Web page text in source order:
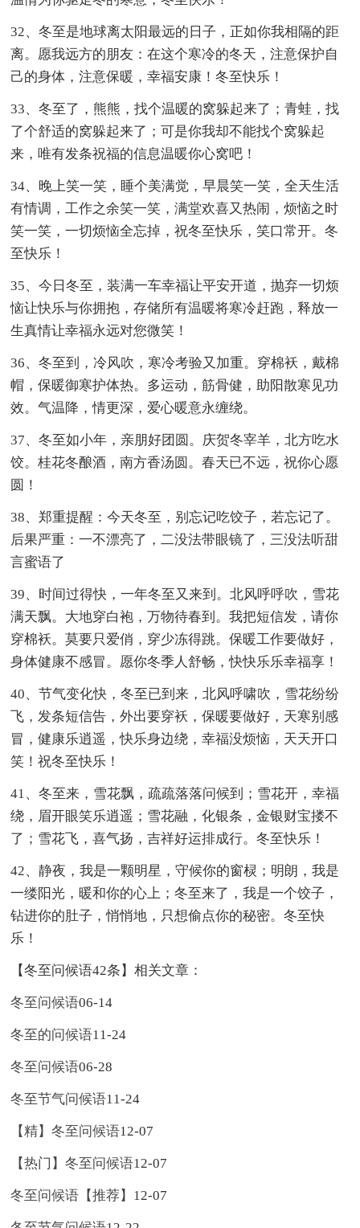
32、冬至是地球离太阳最远的日子，正如你我相隔的距
离。愿我远方的朋友：在这个寒冷的冬天，注意保护自
己的身体，注意保暖，幸福安康！冬至快乐！
33、冬至了，熊熊，找个温暖的窝躲起来了；青蛙，找
了个舒适的窝躲起来了；可是你我却不能找个窝躲起
来，唯有发条祝福的信息温暖你心窝吧！
34、晚上笑一笑，睡个美满觉，早晨笑一笑，全天生活
有情调，工作之余笑一笑，满堂欢喜又热闹，烦恼之时
笑一笑，一切烦恼全忘掉，祝冬至快乐，笑口常开。冬
至快乐！
35、今日冬至，装满一车幸福让平安开道，抛弃一切烦
恼让快乐与你拥抱，存储所有温暖将寒冷赶跑，释放一
生真情让幸福永远对您微笑！
36、冬至到，冷风吹，寒冷考验又加重。穿棉袄，戴棉
帽，保暖御寒护体热。多运动，筋骨健，助阳散寒见功
效。气温降，情更深，爱心暖意永缠绕。
37、冬至如小年，亲朋好团圆。庆贺冬宰羊，北方吃水
饺。桂花冬酿酒，南方香汤圆。春天已不远，祝你心愿
圆！
38、郑重提醒：今天冬至，别忘记吃饺子，若忘记了。
后果严重：一不漂亮了，二没法带眼镜了，三没法听甜
言蜜语了
39、时间过得快，一年冬至又来到。北风呼呼吹，雪花
满天飘。大地穿白袍，万物待春到。我把短信发，请你
穿棉袄。莫要只爱俏，穿少冻得跳。保暖工作要做好，
身体健康不感冒。愿你冬季人舒畅，快快乐乐幸福享！
40、节气变化快，冬至已到来，北风呼啸吹，雪花纷纷
飞，发条短信告，外出要穿袄，保暖要做好，天寒别感
冒，健康乐逍遥，快乐身边绕，幸福没烦恼，天天开口
笑！祝冬至快乐！
41、冬至来，雪花飘，疏疏落落问候到；雪花开，幸福
绕，眉开眼笑乐逍遥；雪花融，化银条，金银财宝搂不
了；雪花飞，喜气扬，吉祥好运排成行。冬至快乐！
42、静夜，我是一颗明星，守候你的窗棂；明朗，我是
一缕阳光，暖和你的心上；冬至来了，我是一个饺子，
钻进你的肚子，悄悄地，只想偷点你的秘密。冬至快
乐！
【冬至问候语42条】相关文章：
冬至问候语06-14
冬至的问候语11-24
冬至问候语06-28
冬至节气问候语11-24
【精】冬至问候语12-07
【热门】冬至问候语12-07
冬至问候语【推荐】 12-07